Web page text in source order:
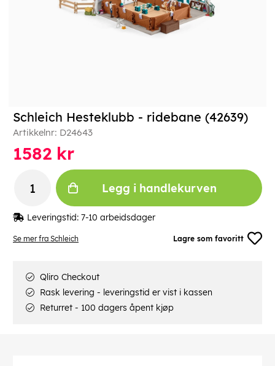
Se mer fra Schleich Lagre som favoritt
Schleich Hesteklubb - ridebane (42639)
Artikkelnr: D24643
1582 kr
Legg i handlekurven
Leveringstid: 7-10 arbeidsdager
Qliro Checkout
Rask levering - leveringstid er vist i kassen
Returret - 100 dagers åpent kjøp